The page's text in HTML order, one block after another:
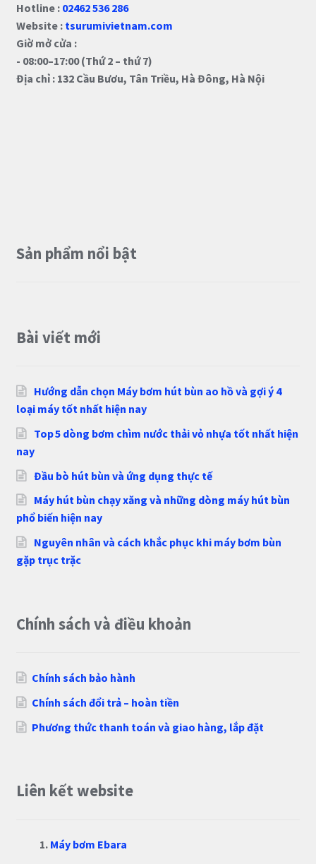
Hotline : 02462 536 286
Website : tsurumivietnam.com
Giờ mở cửa :
- 08:00–17:00 (Thứ 2 – thứ 7)
Địa chỉ : 132 Cầu Bươu, Tân Triều, Hà Đông, Hà Nội
Sản phẩm nổi bật
Bài viết mới
Hướng dẫn chọn Máy bơm hút bùn ao hồ và gợi ý 4
loại máy tốt nhất hiện nay
Top 5 dòng bơm chìm nước thải vỏ nhựa tốt nhất hiện
nay
Đầu bò hút bùn và ứng dụng thực tế
Máy hút bùn chạy xăng và những dòng máy hút bùn
phổ biến hiện nay
Nguyên nhân và cách khắc phục khi máy bơm bùn
gặp trục trặc
Chính sách và điều khoản
Chính sách bảo hành
Chính sách đổi trả – hoàn tiền
Phương thức thanh toán và giao hàng, lắp đặt
Liên kết website
Máy bơm Ebara